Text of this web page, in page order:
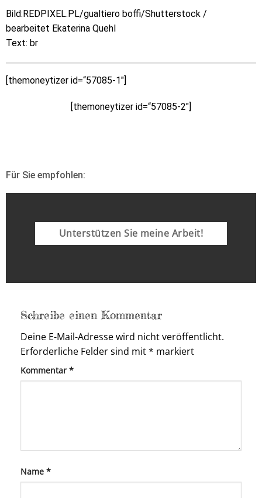
Bild:REDPIXEL.PL/gualtiero boffi/Shutterstock /
bearbeitet Ekaterina Quehl
Text: br
[themoneytizer id=“57085-1″]
[themoneytizer id=“57085-2″]
Für Sie empfohlen:
Unterstützen Sie meine Arbeit!
Schreibe einen Kommentar
Deine E-Mail-Adresse wird nicht veröffentlicht.
Erforderliche Felder sind mit* markiert
Kommentar *
Name *